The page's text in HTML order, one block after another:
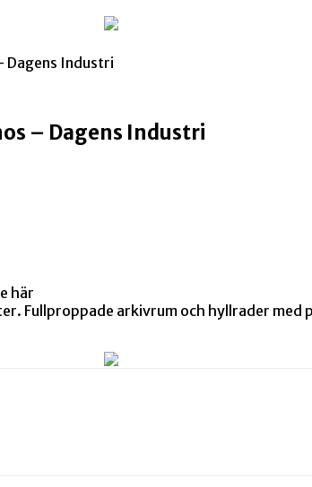
Industri
– Dagens Industri
här
Fullproppade arkivrum och hyllrader med